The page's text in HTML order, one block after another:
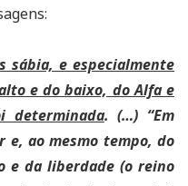
sábia, e especialmente
e do baixo, do Alfa e
determinada. (…) “Em
ao mesmo tempo, do
e da liberdade (o reino